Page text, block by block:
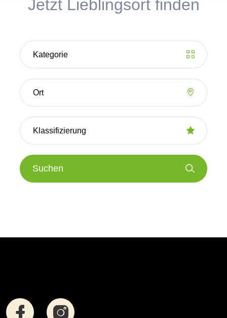
Jetzt Lieblingsort finden
Suchen